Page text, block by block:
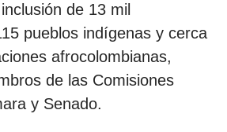
de 13 mil
pueblos indígenas y cerca
afrocolombianas,
de las Comisiones
y Senado.